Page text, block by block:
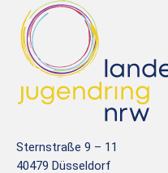
Sternstraße 9 – 11
40479 Düsseldorf